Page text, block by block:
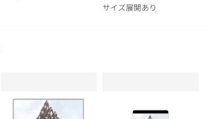
サイズ展開あり